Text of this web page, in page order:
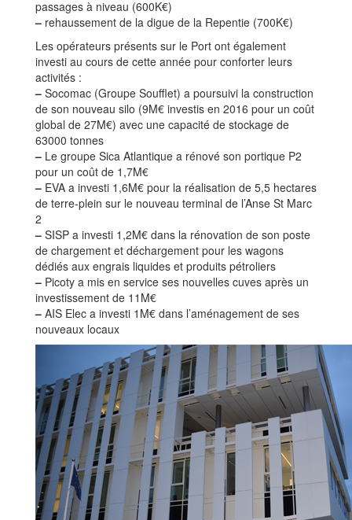
passages à niveau (600K€)
– rehaussement de la digue de la Repentie (700K€)
Les opérateurs présents sur le Port ont également
investi au cours de cette année pour conforter leurs
activités :
– Socomac (Groupe Soufflet) a poursuivi la construction
de son nouveau silo (9M€ investis en 2016 pour un coût
global de 27M€) avec une capacité de stockage de
63000 tonnes
– Le groupe Sica Atlantique a rénové son portique P2
pour un coût de 1,7M€
– EVA a investi 1,6M€ pour la réalisation de 5,5 hectares
de terre-plein sur le nouveau terminal de l’Anse St Marc
2
– SISP a investi 1,2M€ dans la rénovation de son poste
de chargement et déchargement pour les wagons
dédiés aux engrais liquides et produits pétroliers
– Picoty a mis en service ses nouvelles cuves après un
investissement de 11M€
– AIS Elec a investi 1M€ dans l’aménagement de ses
nouveaux locaux